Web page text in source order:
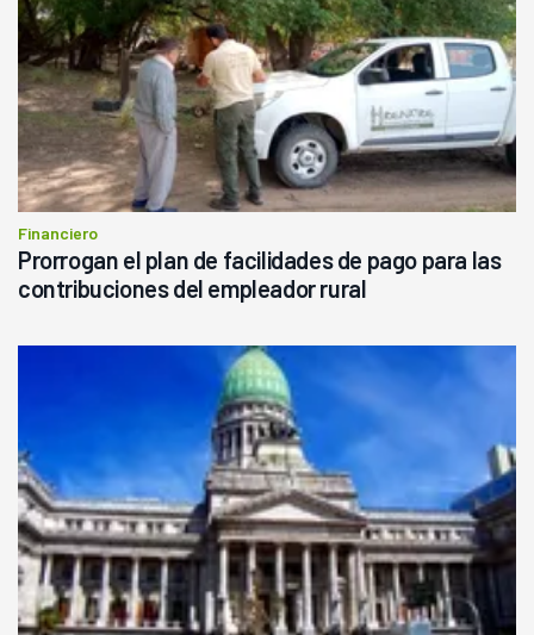
Financiero
Prorrogan el plan de facilidades de pago para las
contribuciones del empleador rural